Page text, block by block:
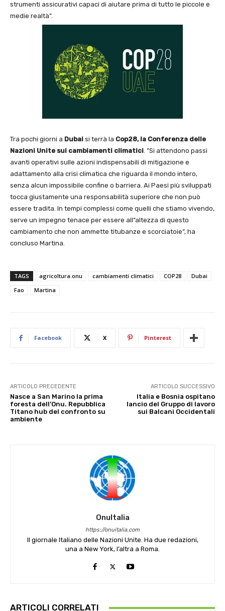
strumenti assicurativi capaci di aiutare prima di tutto le piccole e
medie realtà”.
Tra pochi giorni a Dubai si terrà la Cop28, la Conferenza delle
Nazioni Unite sui cambiamenti climatici. ”Si attendono passi
avanti operativi sulle azioni indispensabili di mitigazione e
adattamento alla crisi climatica che riguarda il mondo intero,
senza alcun impossibile confine o barriera. Ai Paesi più sviluppati
tocca giustamente una responsabilità superiore che non può
essere tradita. In tempi complessi come quelli che stiamo vivendo,
serve un impegno tenace per essere all”altezza di questo
cambiamento che non ammette titubanze e scorciatoie”, ha
concluso Martina.
TAGS agricoltura.onu cambiamenti climatici COP28
Dubai
Fao
Martina
Facebook X Pinterest
ARTICOLO PRECEDENTE
Nasce a San Marino la prima
foresta dell’Onu. Repubblica
Titano hub del confronto su
ambiente
ARTICOLO SUCCESSIVO
Italia e Bosnia ospitano
lancio del Gruppo di lavoro
sui Balcani Occidentali
OnuItalia
https://onuitalia.com
Il giornale Italiano delle Nazioni Unite. Ha due redazioni,
una a New York, l’altra a Roma.
ARTICOLI CORRELATI